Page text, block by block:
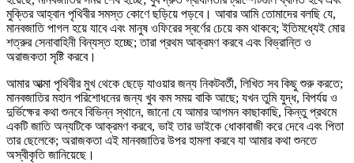
মুক্তির আহ্বান পৃথিবীর সমস্ত কোণে ছড়িয়ে পড়বে। আবার আমি তোমাদের বলছি যে,
মানবজাতি পাগল হয়ে যাবে এবং মানুষ ওফিরের স্বর্ণের চেয়ে কম থাকবে; ইতিমধ্যেই মোর
শত্রুর সেনাবাহিনী বিন্যস্ত হচ্ছে; তারা প্রথম আক্রমণ করবে এবং বিভ্রান্তি ও
অরাজকতা সৃষ্টি করবে।
আমার আত্মা পৃথিবীর মুখ থেকে ছেড়ে যাওয়ার জন্য নিকটবর্তী, লিখিত সব কিছু শুরু করতে;
মানবজাতির মহান পরিশোধনের জন্য খুব কম সময় বাকি আছে; যখন তুমি যুদ্ধ, বিপর্যয় ও
দুর্ভিক্ষের কথা শুনবে বিভিন্ন স্থানে, জানো যে আমার আগমন কাছাকাছি, কিন্তু প্রথমে
একটি জাতি অন্যটিকে আক্রমণ করবে, ভাই তার ভাইকে ধোকাবাজী করে দেবে এবং পিতা
তার ছেলেকে; অরাজকতা এই মানবজাতির উপর হামলা করবে যা আমার কথা শুনতে
অস্বীকৃতি জানিয়েছে।